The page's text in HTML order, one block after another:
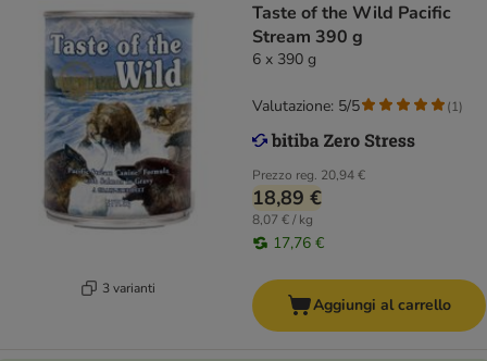
3 varianti
Taste of the Wild Pacific
Stream 390 g
6 x 390 g
Prezzo reg. 20,94 €
18,89 €
8,07 € / kg
17,76 €
Valutazione: 5/5 (1)
Aggiungi al carrello